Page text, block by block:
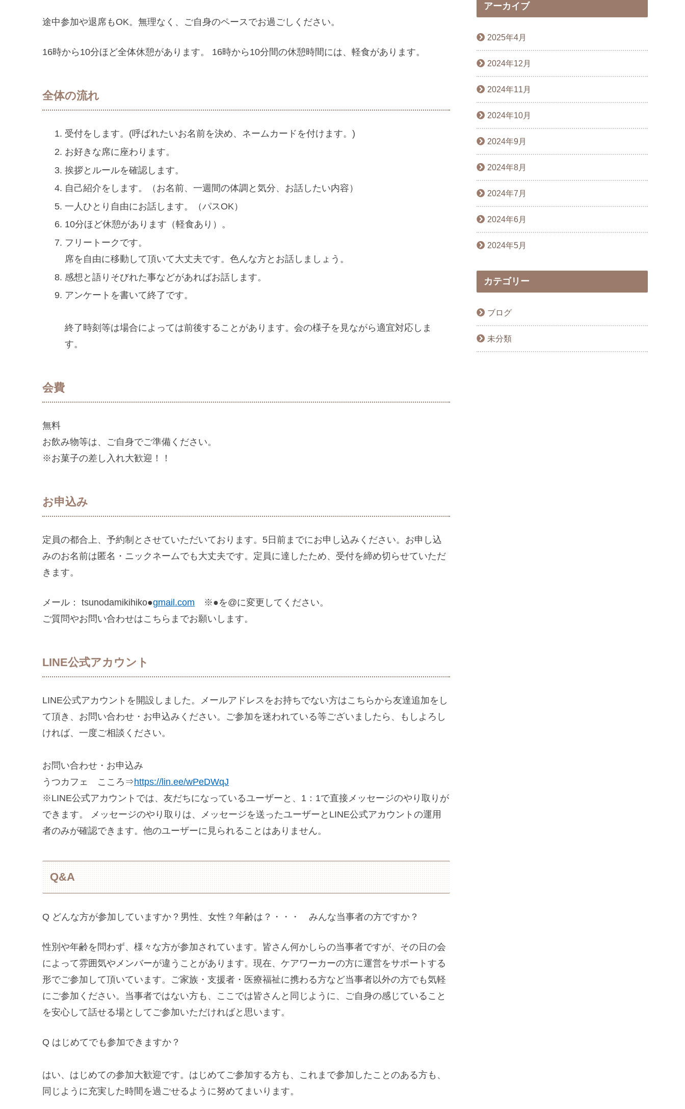
途中参加や退席もOK。無理なく、ご自身のペースでお過ごしください。
16時から10分ほど全体休憩があります。 16時から10分間の休憩時間には、軽食があります。
全体の流れ
受付をします。(呼ばれたいお名前を決め、ネームカードを付けます。)
お好きな席に座わります。
挨拶とルールを確認します。
自己紹介をします。（お名前、一週間の体調と気分、お話したい内容）
一人ひとり自由にお話します。（パスOK）
10分ほど休憩があります（軽食あり）。
フリートークです。
席を自由に移動して頂いて大丈夫です。色んな方とお話しましょう。
感想と語りそびれた事などがあればお話します。
アンケートを書いて終了です。
終了時刻等は場合によっては前後することがあります。会の様子を見ながら適宜対応しま
す。
会費
無料
お飲み物等は、ご自身でご準備ください。
※お菓子の差し入れ大歓迎！！
お申込み
定員の都合上、予約制とさせていただいております。5日前までにお申し込みください。お申し込
みのお名前は匿名・ニックネームでも大丈夫です。定員に達したため、受付を締め切らせていただ
きます。
メール： tsunodamikihiko●gmail.com ※●を@に変更してください。
ご質問やお問い合わせはこちらまでお願いします。
LINE公式アカウント
LINE公式アカウントを開設しました。メールアドレスをお持ちでない方はこちらから友達追加をし
て頂き、お問い合わせ・お申込みください。ご参加を迷われている等ございましたら、もしよろし
ければ、一度ご相談ください。
お問い合わせ・お申込み
うつカフェ こころ⇒https://lin.ee/wPeDWqJ
※LINE公式アカウントでは、友だちになっているユーザーと、1：1で直接メッセージのやり取りが
できます。 メッセージのやり取りは、メッセージを送ったユーザーとLINE公式アカウントの運用
者のみが確認できます。他のユーザーに見られることはありません。
Q&A
Q どんな方が参加していますか？男性、女性？年齢は？・・・ みんな当事者の方ですか？
性別や年齢を問わず、様々な方が参加されています。皆さん何かしらの当事者ですが、その日の会
によって雰囲気やメンバーが違うことがあります。現在、ケアワーカーの方に運営をサポートする
形でご参加して頂いています。ご家族・支援者・医療福祉に携わる方など当事者以外の方でも気軽
にご参加ください。当事者ではない方も、ここでは皆さんと同じように、ご自身の感じていること
を安心して話せる場としてご参加いただければと思います。
Q はじめてでも参加できますか？
はい、はじめての参加大歓迎です。はじめてご参加する方も、これまで参加したことのある方も、
同じように充実した時間を過ごせるように努めてまいります。
アーカイブ
2025年4月
2024年12月
2024年11月
2024年10月
2024年9月
2024年8月
2024年7月
2024年6月
2024年5月
カテゴリー
ブログ
未分類